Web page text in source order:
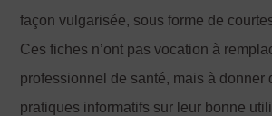
façon vulgarisée, sous forme de
Ces fiches n’ont pas vocation à
professionnel de santé, mais à donner
pratiques informatifs sur leur bonne